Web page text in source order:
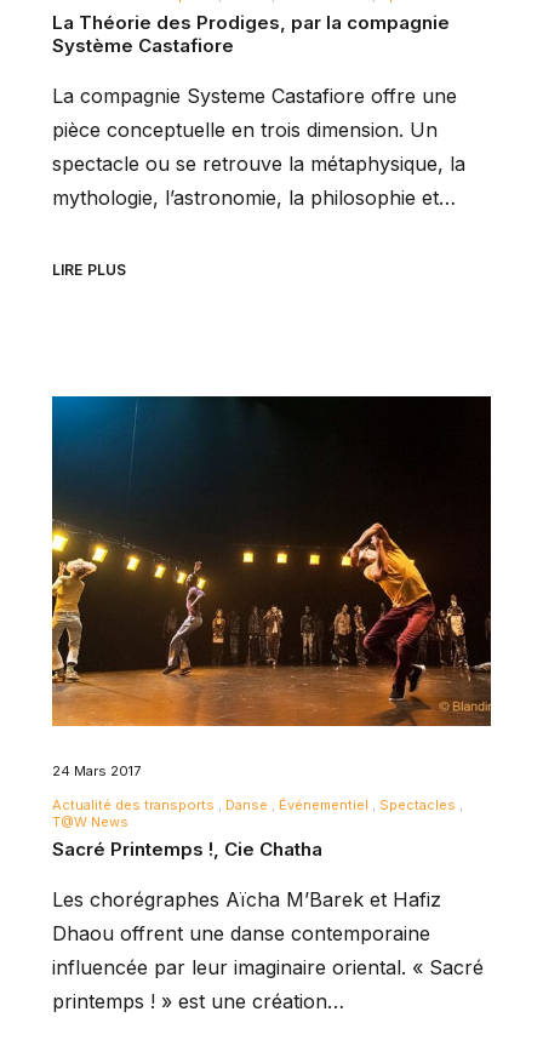
La Théorie des Prodiges, par la compagnie
Système Castafiore
La compagnie Systeme Castafiore offre une
pièce conceptuelle en trois dimension. Un
spectacle ou se retrouve la métaphysique, la
mythologie, l’astronomie, la philosophie et…
LIRE PLUS
24 Mars 2017
Actualité des transports
Danse Événementiel
Spectacles
T@W News
Sacré Printemps !, Cie Chatha
Les chorégraphes Aïcha M’Barek et Hafiz
Dhaou offrent une danse contemporaine
influencée par leur imaginaire oriental. « Sacré
printemps ! » est une création…